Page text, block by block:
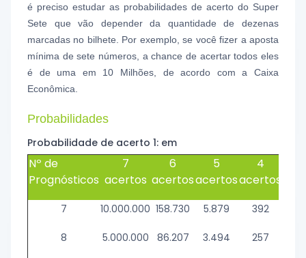
é preciso estudar as probabilidades de acerto do Super
Sete que vão depender da quantidade de dezenas
marcadas no bilhete. Por exemplo, se você fizer a aposta
mínima de sete números, a chance de acertar todos eles
é de uma em 10 Milhões, de acordo com a Caixa
Econômica.
Probabilidades
Probabilidade de acerto 1: em
Nº de
Prognósticos
7
acertos
6
acertos
5
acertos
4
acertos
7 10.000.000 158.730 5.879 392
8 5.000.000 86.207 3.494 257